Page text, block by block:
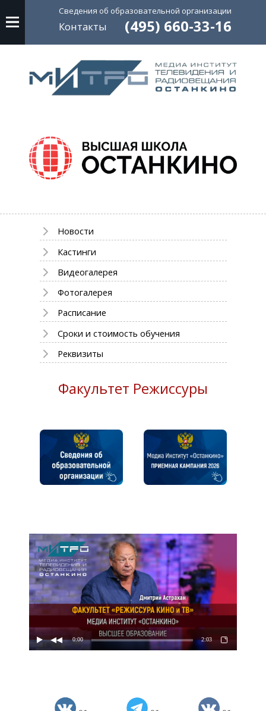
Сведения об образовательной организации
Контакты (495) 660-33-16
Новости
Кастинги
Видеогалерея
Фотогалерея
Расписание
Сроки и стоимость обучения
Реквизиты
Факультет Режиссуры
0:00 2:03